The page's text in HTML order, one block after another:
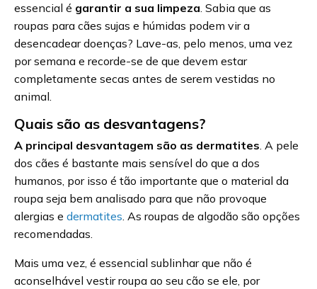
essencial é garantir a sua limpeza. Sabia que as
roupas para cães sujas e húmidas podem vir a
desencadear doenças? Lave-as, pelo menos, uma vez
por semana e recorde-se de que devem estar
completamente secas antes de serem vestidas no
animal.
Quais são as desvantagens?
A principal desvantagem são as dermatites. A pele
dos cães é bastante mais sensível do que a dos
humanos, por isso é tão importante que o material da
roupa seja bem analisado para que não provoque
alergias e dermatites. As roupas de algodão são opções
recomendadas.
Mais uma vez, é essencial sublinhar que não é
aconselhável vestir roupa ao seu cão se ele, por